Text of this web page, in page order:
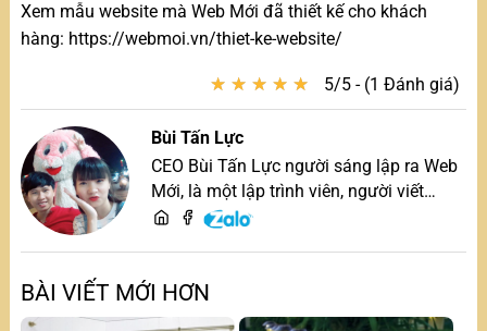
Xem mẫu website mà Web Mới đã thiết kế cho khách
hàng: https://webmoi.vn/thiet-ke-website/
★ ★ ★ ★ ★
★ ★ ★ ★ ★ 5/5 - (1 Đánh giá)
Bùi Tấn Lực
CEO Bùi Tấn Lực người sáng lập ra Web
Mới, là một lập trình viên, người viết
content, chuyên tư vấn các vấn đề về
BÀI VIẾT MỚI HƠN